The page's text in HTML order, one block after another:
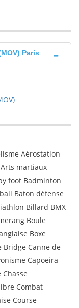
Paris
Aérostation
martiaux
foot Badminton
Baton défense
Billard BMX
Boule
Boxe
Bridge Canne de
Capoeira
Combat
Course